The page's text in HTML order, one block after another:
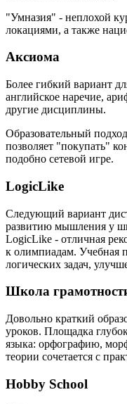
"Умназия" - неплохой
локациями, а также
Аксиома
Более гибкий вариант
английское наречие,
другие дисциплины.
Образовательный
позволяет "покупать"
подобно сетевой игре.
LogicLike
Следующий вариант
развитию мышления у
LogicLike - отличная
к олимпиадам. Учебная
логических задач,
Школа
Довольно краткий
уроков. Площадка
языка: орфографию,
теории сочетается с
Hobby School